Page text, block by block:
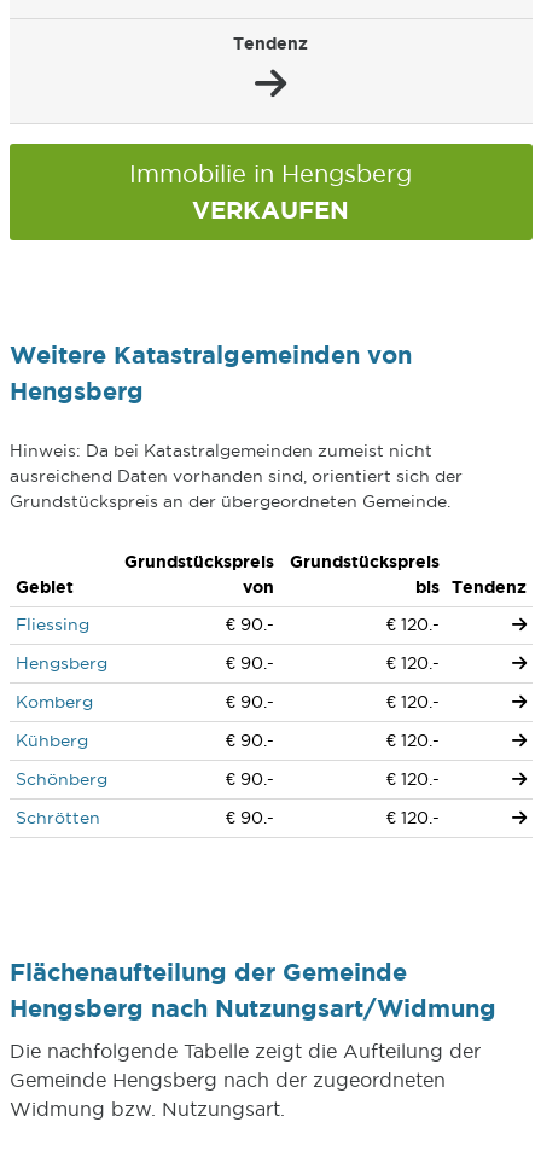
Tendenz
Immobilie in Hengsberg
VERKAUFEN
Weitere Katastralgemeinden von
Hengsberg
Hinweis: Da bei Katastralgemeinden zumeist nicht
ausreichend Daten vorhanden sind, orientiert sich der
Grundstückspreis an der übergeordneten Gemeinde.
Gebiet
Grundstückspreis
von
Grundstückspreis
bis
Tendenz
Fliessing
€ 90.-
€ 120.-
Hengsberg
€ 90.-
€ 120.-
Komberg
€ 90.-
€ 120.-
Kühberg
€ 90.-
€ 120.-
Schönberg
€ 90.-
€ 120.-
Schrötten
€ 90.- € 120.-
Flächenaufteilung der Gemeinde
Hengsberg nach Nutzungsart/Widmung
Die nachfolgende Tabelle zeigt die Aufteilung der
Gemeinde Hengsberg nach der zugeordneten
Widmung bzw. Nutzungsart.